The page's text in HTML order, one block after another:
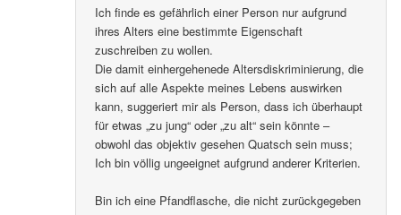
Ich finde es gefährlich einer Person nur aufgrund
ihres Alters eine bestimmte Eigenschaft
zuschreiben zu wollen.
Die damit einhergehenede Altersdiskriminierung, die
sich auf alle Aspekte meines Lebens auswirken
kann, suggeriert mir als Person, dass ich überhaupt
für etwas „zu jung“ oder „zu alt“ sein könnte –
obwohl das objektiv gesehen Quatsch sein muss;
Ich bin völlig ungeeignet aufgrund anderer Kriterien.
Bin ich eine Pfandflasche, die nicht zurückgegeben